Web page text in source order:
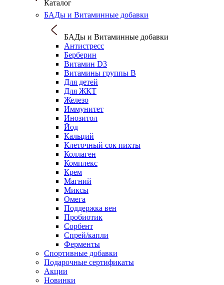
Каталог
БАДы и Витаминные добавки
БАДы и Витаминные добавки
Антистресс
Берберин
Витамин D3
Витамины группы B
Для детей
Для ЖКТ
Железо
Иммунитет
Инозитол
Йод
Кальций
Клеточный сок пихты
Коллаген
Комплекс
Крем
Магний
Миксы
Омега
Поддержка вен
Пробиотик
Сорбент
Спрей/капли
Ферменты
Спортивные добавки
Подарочные сертификаты
Акции
Новинки